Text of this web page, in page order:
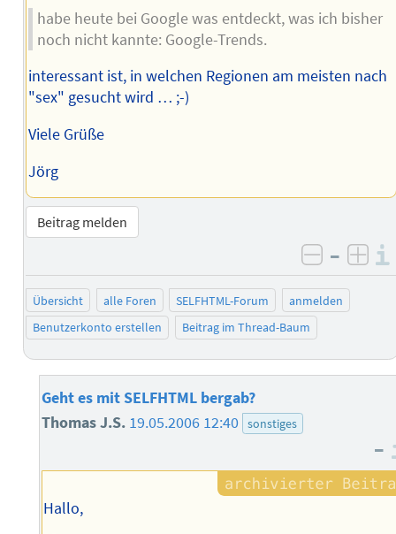
habe heute bei Google was entdeckt, was ich bisher
noch nicht kannte: Google-Trends.
interessant ist, in welchen Regionen am meisten nach
"sex" gesucht wird … ;-)
Viele Grüße
Jörg
Beitrag melden
negativ
–
Übersicht alle Foren SELFHTML-Forum
anmelden
Benutzerkonto erstellen
Beitrag im Thread-Baum
Geht es mit SELFHTML bergab?
Thomas J.S. 19.05.2006 12:40 sonstiges
–
Hallo,